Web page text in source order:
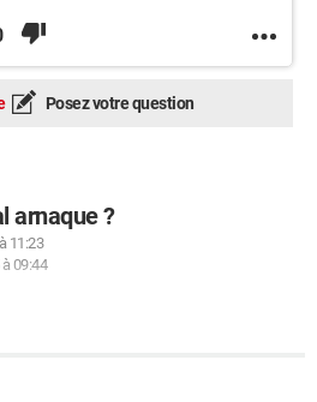
Posez votre question
arnaque ?
11:23
09:44